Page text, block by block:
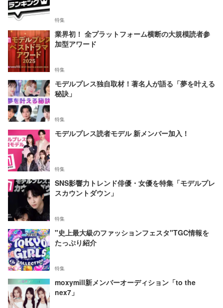
特集
業界初！ 全プラットフォーム横断の大規模読者参
加型アワード
特集
モデルプレス独自取材！著名人が語る「夢を叶える
秘訣」
特集
モデルプレス読者モデル 新メンバー加入！
特集
SNS影響力トレンド俳優・女優を特集「モデルプレ
スカウントダウン」
特集
"史上最大級のファッションフェスタ"TGC情報を
たっぷり紹介
特集
moxymill新メンバーオーディション「to the
nex7」